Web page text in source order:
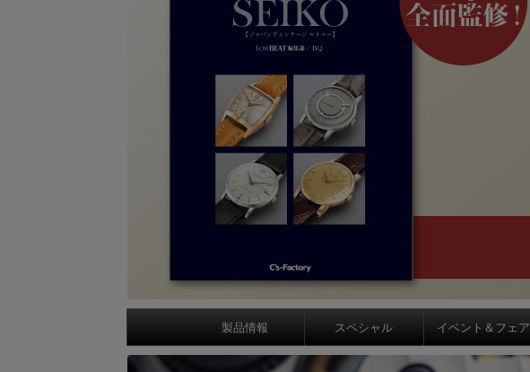
製品情報 スペシャル イベント＆フェア